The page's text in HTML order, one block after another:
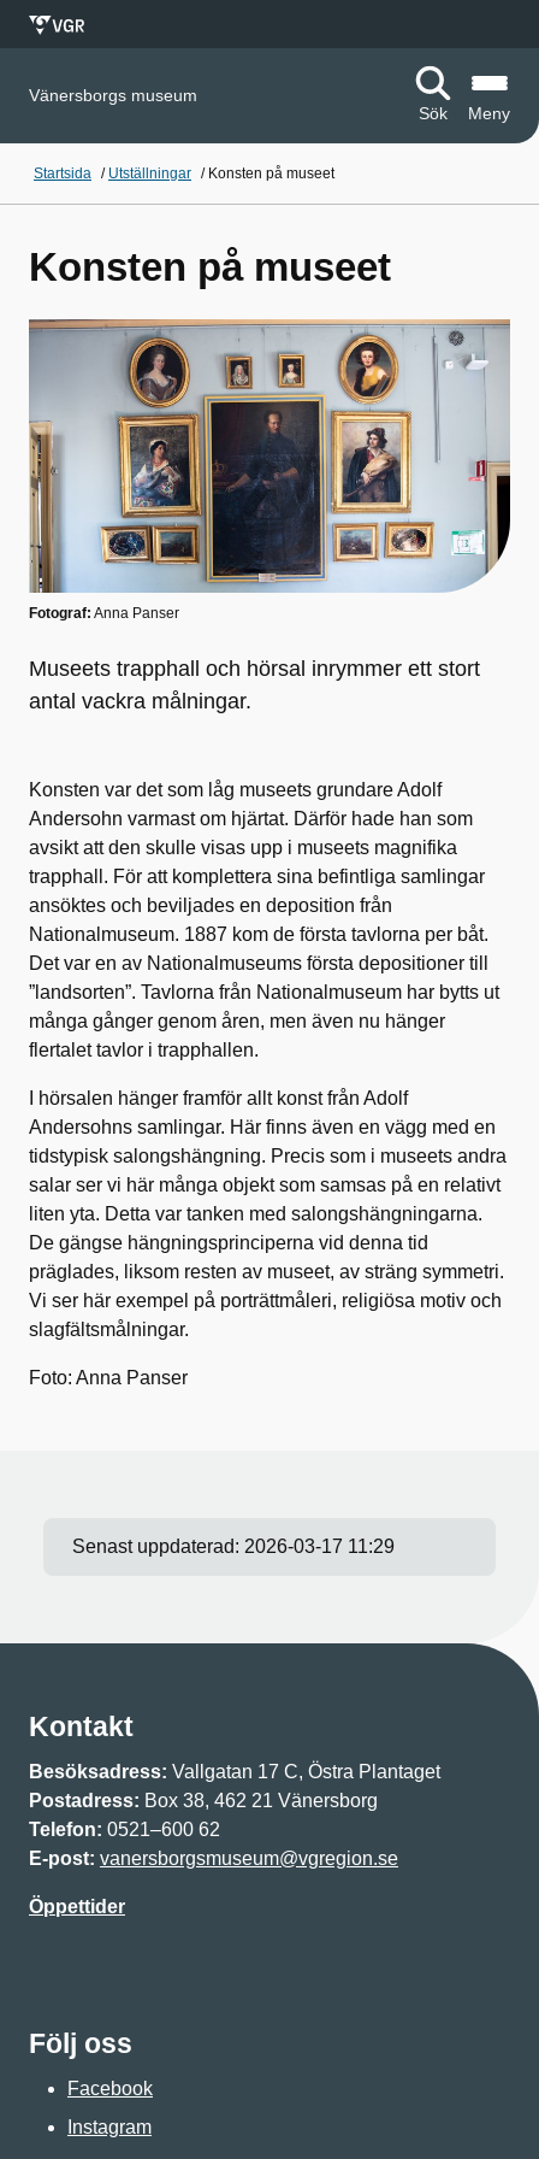
Vänersborgs museum
Sök
Meny
Startsida / Utställningar / Konsten på museet
Konsten på museet
Fotograf: Anna Panser
Museets trapphall och hörsal inrymmer ett stort
antal vackra målningar.
Konsten var det som låg museets grundare Adolf
Andersohn varmast om hjärtat. Därför hade han som
avsikt att den skulle visas upp i museets magnifika
trapphall. För att komplettera sina befintliga samlingar
ansöktes och beviljades en deposition från
Nationalmuseum. 1887 kom de första tavlorna per båt.
Det var en av Nationalmuseums första depositioner till
”landsorten”. Tavlorna från Nationalmuseum har bytts ut
många gånger genom åren, men även nu hänger
flertalet tavlor i trapphallen.
I hörsalen hänger framför allt konst från Adolf
Andersohns samlingar. Här finns även en vägg med en
tidstypisk salongshängning. Precis som i museets andra
salar ser vi här många objekt som samsas på en relativt
liten yta. Detta var tanken med salongshängningarna.
De gängse hängningsprinciperna vid denna tid
präglades, liksom resten av museet, av sträng symmetri.
Vi ser här exempel på porträttmåleri, religiösa motiv och
slagfältsmålningar.
Foto: Anna Panser
Senast uppdaterad: 2026-03-17 11:29
Kontakt
Besöksadress: Vallgatan 17 C, Östra Plantaget
Postadress: Box 38, 462 21 Vänersborg
Telefon: 0521–600 62
E-post: vanersborgsmuseum@vgregion.se
Öppettider
Följ oss
Facebook
Instagram